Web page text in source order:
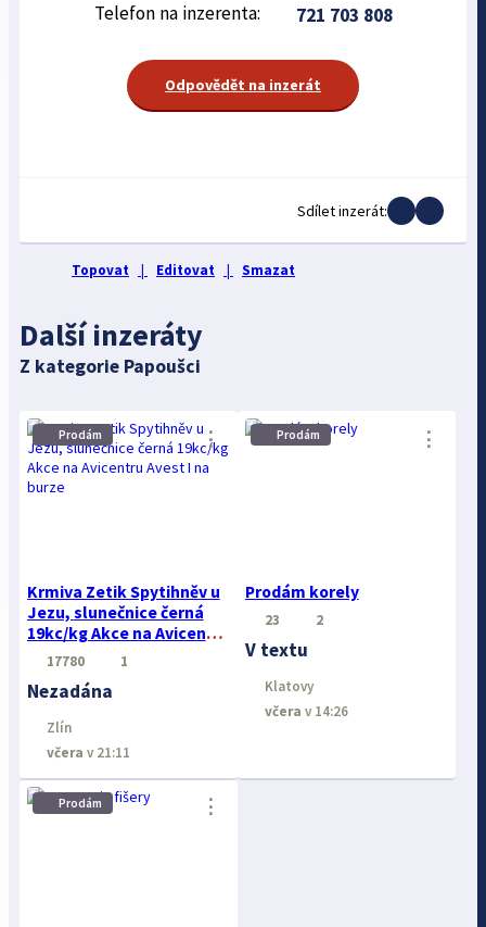
Telefon na inzerenta: 721 703 808
Odpovědět na inzerát
Sdílet inzerát:
Topovat | Editovat | Smazat
Další inzeráty
Z kategorie Papoušci
Prodám
Krmiva Zetik Spytihněv u
Jezu, slunečnice černá
19kc/kg Akce na Avicentru
Avest I na burze
⋮
17780 1
Nezadána
Zlín
včera v 21:11
Prodám
Prodám korely
⋮
23 2
V textu
Klatovy
včera v 14:26
Prodám ⋮